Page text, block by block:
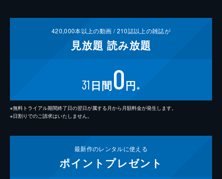
420,000本以上の動画 /210誌以上の雑誌が
見放題 読み放題
31 日間0円 ※
※無料トライアル期間終了日の翌日が属する月から月額料金が発生します。
※日割りでのご請求はいたしません。
最新作のレンタルに使える
ポイント プレゼント